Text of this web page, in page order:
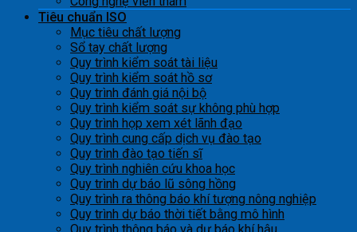
Tiêu chuẩn ISO
Mục tiêu chất lượng
Sổ tay chất lượng
Quy trình kiểm soát tài liệu
Quy trình kiểm soát hồ sơ
Quy trình đánh giá nội bộ
Quy trình kiểm soát sự không phù hợp
Quy trình họp xem xét lãnh đạo
Quy trình cung cấp dịch vụ đào tạo
Quy trình đào tạo tiến sĩ
Quy trình nghiên cứu khoa học
Quy trình dự báo lũ sông hồng
Quy trình ra thông báo khí tượng nông nghiệp
Quy trình dự báo thời tiết bằng mô hình